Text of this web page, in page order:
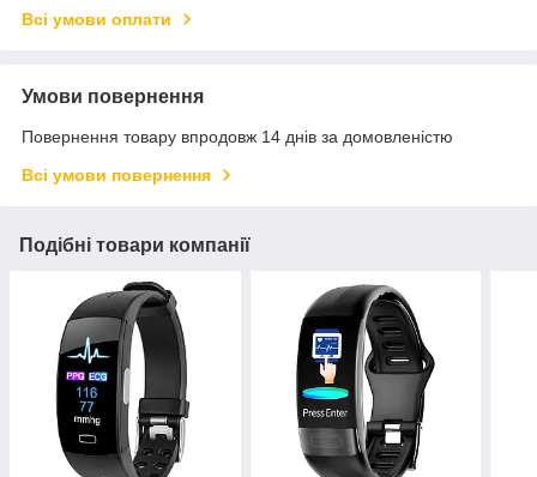
Всі умови оплати
Умови повернення
Повернення товару впродовж 14 днів за домовленістю
Всі умови повернення
Подібні товари компанії